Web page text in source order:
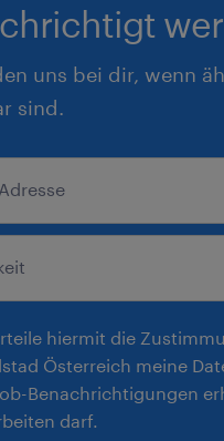
uns bei dir, wenn
sind.
hiermit die
Österreich meine
Benachrichtigungen
darf.